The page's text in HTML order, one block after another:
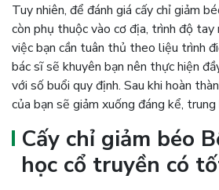
Tuy nhiên, để đánh giá cấy chỉ giảm
còn phụ thuộc vào cơ địa, trình độ tay
việc bạn cần tuân thủ theo liệu trình
bác sĩ sẽ khuyên bạn nên thực hiện
với số buổi quy định. Sau khi hoàn
của bạn sẽ giảm xuống đáng kể,
Cấy chỉ giảm béo
học cổ truyền có